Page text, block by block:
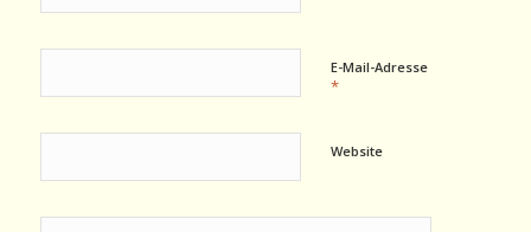
E-Mail-Adresse
*
Website